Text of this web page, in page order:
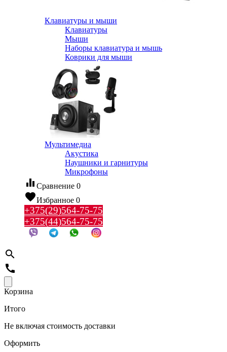
Клавиатуры и мыши
Клавиатуры
Мыши
Наборы клавиатура и мышь
Коврики для мыши
Мультимедиа
Акустика
Наушники и гарнитуры
Микрофоны
equalizer Сравнение 0
favoriteИзбранное 0
+375(29)564-75-75
+375(44)564-75-75
search
call
Корзина
Итого
Не включая стоимость доставки
Оформить